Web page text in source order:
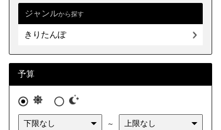
ジャンルから探す
きりたんぽ
予算
～